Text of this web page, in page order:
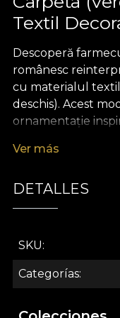
Textil
Descoperă
românesc
cu materialul
deschis). Acest
ornamentație
modernizate.
desenate cu
caldă, familială și
transformă orice
plin de inspirație.
Versatilitatea
Ver más
DETALLES
SKU
Categorías